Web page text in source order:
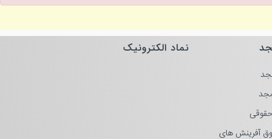
آفرینش های
نماد الکترونیک